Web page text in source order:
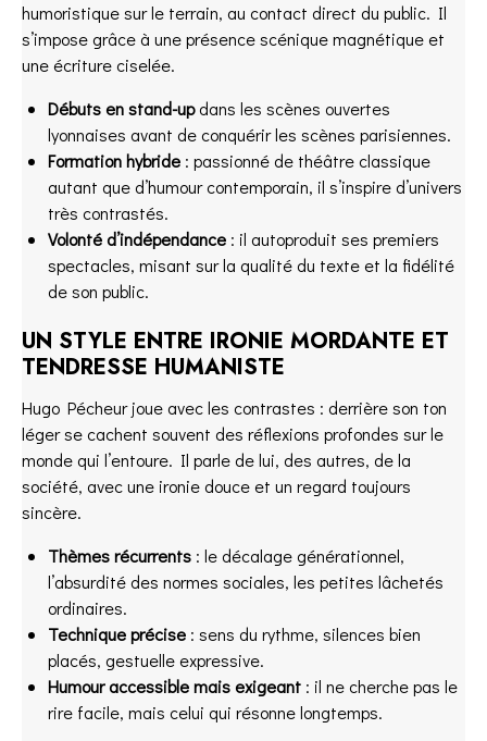
humoristique sur le terrain, au contact direct du public. Il
s’impose grâce à une présence scénique magnétique et
une écriture ciselée.
Débuts en stand-updans les scènes ouvertes
lyonnaises avant de conquérir les scènes parisiennes.
Formation hybride : passionné de théâtre classique
autant que d’humour contemporain, il s’inspire d’univers
très contrastés.
Volonté d’indépendance : il autoproduit ses premiers
spectacles, misant sur la qualité du texte et la fidélité
de son public.
UN STYLE ENTRE IRONIE MORDANTE ET
TENDRESSE HUMANISTE
Hugo Pécheur joue avec les contrastes : derrière son ton
léger se cachent souvent des réflexions profondes sur le
monde qui l’entoure. Il parle de lui, des autres, de la
société, avec une ironie douce et un regard toujours
sincère.
Thèmes récurrents : le décalage générationnel,
l’absurdité des normes sociales, les petites lâchetés
ordinaires.
Technique précise : sens du rythme, silences bien
placés, gestuelle expressive.
Humour accessible mais exigeant : il ne cherche pas le
rire facile, mais celui qui résonne longtemps.